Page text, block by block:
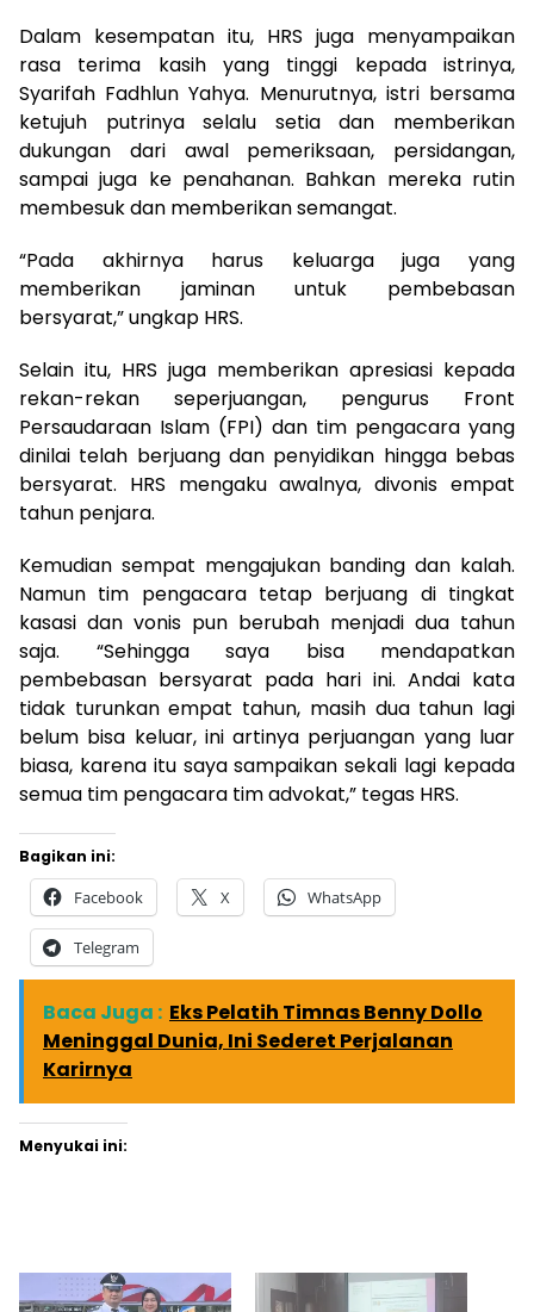
Dalam kesempatan itu, HRS juga menyampaikan
rasa terima kasih yang tinggi kepada istrinya,
Syarifah Fadhlun Yahya. Menurutnya, istri bersama
ketujuh putrinya selalu setia dan memberikan
dukungan dari awal pemeriksaan, persidangan,
sampai juga ke penahanan. Bahkan mereka rutin
membesuk dan memberikan semangat.
“Pada akhirnya harus keluarga juga yang
memberikan jaminan untuk pembebasan
bersyarat,” ungkap HRS.
Selain itu, HRS juga memberikan apresiasi kepada
rekan-rekan seperjuangan, pengurus Front
Persaudaraan Islam (FPI) dan tim pengacara yang
dinilai telah berjuang dan penyidikan hingga bebas
bersyarat. HRS mengaku awalnya, divonis empat
tahun penjara.
Kemudian sempat mengajukan banding dan kalah.
Namun tim pengacara tetap berjuang di tingkat
kasasi dan vonis pun berubah menjadi dua tahun
saja. “Sehingga saya bisa mendapatkan
pembebasan bersyarat pada hari ini. Andai kata
tidak turunkan empat tahun, masih dua tahun lagi
belum bisa keluar, ini artinya perjuangan yang luar
biasa, karena itu saya sampaikan sekali lagi kepada
semua tim pengacara tim advokat,” tegas HRS.
Bagikan ini:
Facebook X WhatsApp
Telegram
Baca Juga : Eks Pelatih Timnas Benny Dollo
Meninggal Dunia, Ini Sederet Perjalanan
Karirnya
Menyukai ini: